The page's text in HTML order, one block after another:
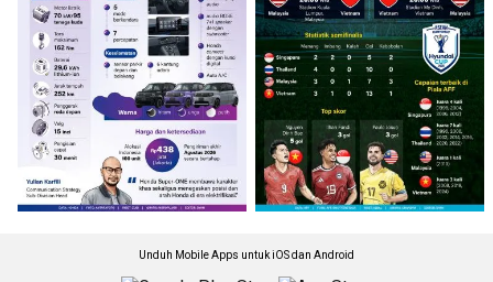
Unduh Mobile Apps untuk iOS dan Android